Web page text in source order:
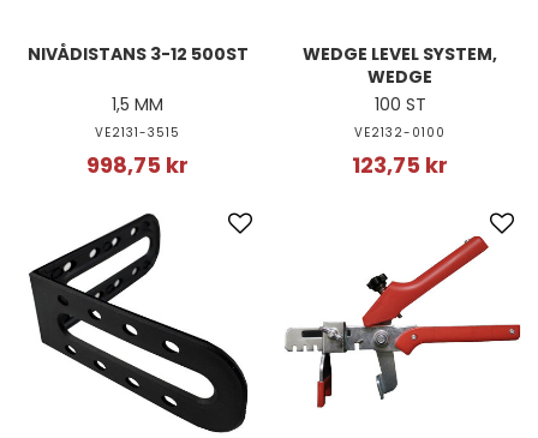
NIVÅDISTANS 3-12 500ST
1,5 MM
VE2131-3515
998,75 kr
WEDGE LEVEL SYSTEM,
WEDGE
100 ST
VE2132-0100
123,75 kr